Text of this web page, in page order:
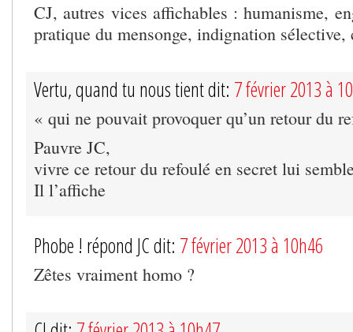
CJ, autres vices affichables : humanisme,
pratique du mensonge, indignation
Vertu, quand tu nous tient dit: 7 février 2013 à
« qui ne pouvait provoquer qu’un retour du
Pauvre JC,
vivre ce retour du refoulé en secret lui
Il l’affiche
Phobe ! répond JC dit: 7 février 2013 à 10h46
Zêtes vraiment homo ?